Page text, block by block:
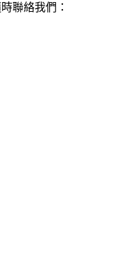
聯絡我們：